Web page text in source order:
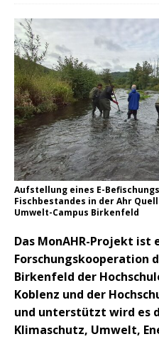
Aufstellung eines E-
Fischbestandes in der Ahr
Umwelt-Campus Birkenfeld
Das MonAHR-Projekt ist
Forschungskooperation
Birkenfeld der
Koblenz und der
und unterstützt wird es
Klimaschutz, Umwelt,